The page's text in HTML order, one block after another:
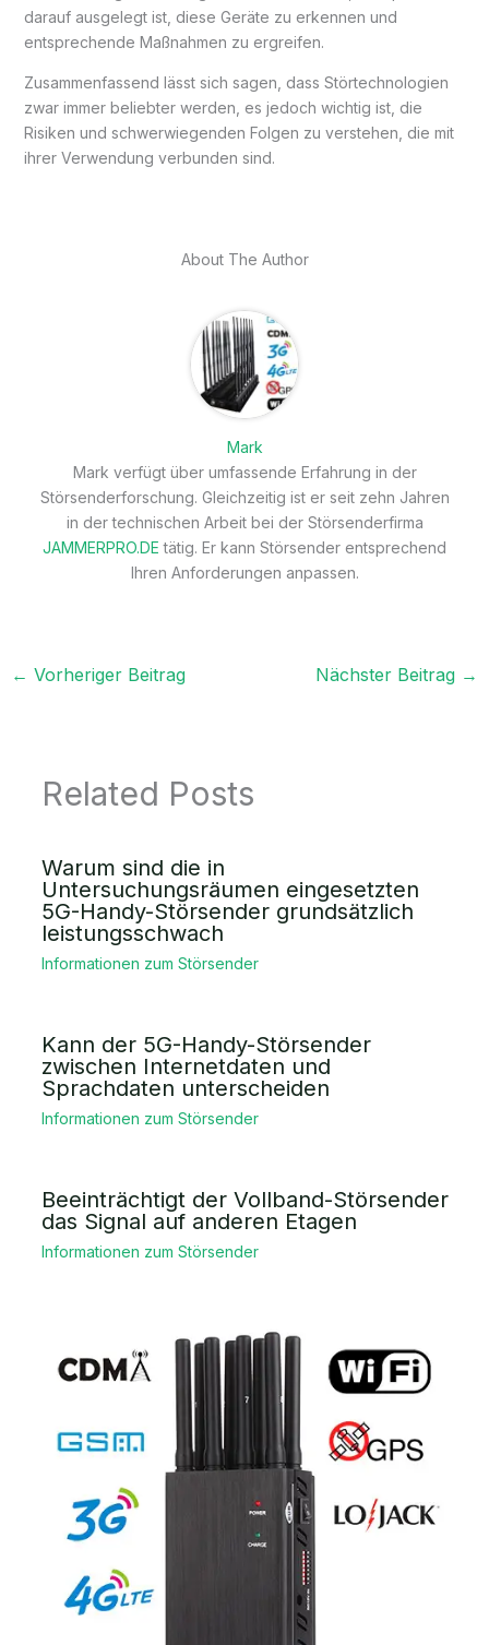
darauf ausgelegt ist, diese Geräte zu erkennen und
entsprechende Maßnahmen zu ergreifen.
Zusammenfassend lässt sich sagen, dass Störtechnologien
zwar immer beliebter werden, es jedoch wichtig ist, die
Risiken und schwerwiegenden Folgen zu verstehen, die mit
ihrer Verwendung verbunden sind.
About The Author
Mark
Mark verfügt über umfassende Erfahrung in der
Störsenderforschung. Gleichzeitig ist er seit zehn Jahren
in der technischen Arbeit bei der Störsenderfirma
JAMMERPRO.DE tätig. Er kann Störsender entsprechend
Ihren Anforderungen anpassen.
← Vorheriger Beitrag Nächster Beitrag →
Related Posts
Warum sind die in
Untersuchungsräumen eingesetzten
5G-Handy-Störsender grundsätzlich
leistungsschwach
Informationen zum Störsender
Kann der 5G-Handy-Störsender
zwischen Internetdaten und
Sprachdaten unterscheiden
Informationen zum Störsender
Beeinträchtigt der Vollband-Störsender
das Signal auf anderen Etagen
Informationen zum Störsender